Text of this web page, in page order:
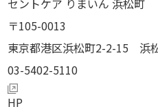
セントケア りまいん 浜松町
105-0013
東京都港区浜松町2-2-15 浜
03-5402-5110